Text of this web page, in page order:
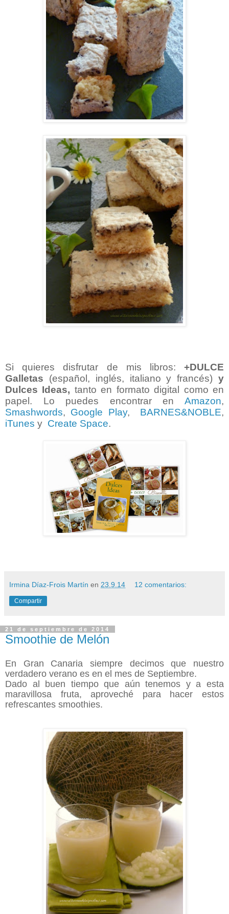
Si quieres disfrutar de mis libros: +DULCE
Galletas (español, inglés, italiano y francés) y
Dulces Ideas, tanto en formato digital como en
papel. Lo puedes encontrar en Amazon,
Smashwords, Google Play, BARNES&NOBLE,
iTunes y Create Space.
Irmina Díaz-Frois Martín en 23.9.14 12 comentarios:
Compartir
21 de septiembre de 2014
Smoothie de Melón
En Gran Canaria siempre decimos que nuestro
verdadero verano es en el mes de Septiembre.
Dado al buen tiempo que aún tenemos y a esta
maravillosa fruta, aproveché para hacer estos
refrescantes smoothies.